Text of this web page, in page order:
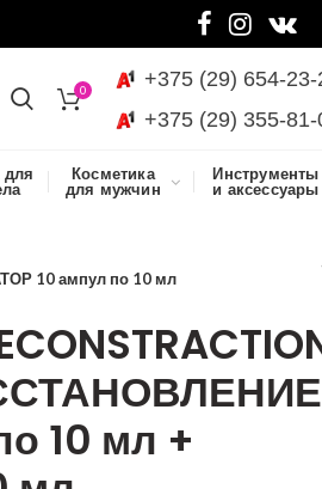
0
+375 (29) 654-23-
+375 (29) 355-81-
для
Косметика
для мужчин
Инструменты
и аксессуары
10 ампул по 10 мл
10 мл +